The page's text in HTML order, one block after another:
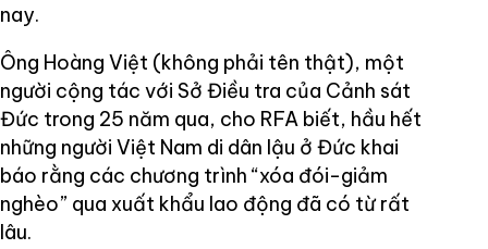
nay.
Ông Hoàng Việt (không phải tên thật), một
người cộng tác với Sở Điều tra của Cảnh sát
Đức trong 25 năm qua, cho RFA biết, hầu hết
những người Việt Nam di dân lậu ở Đức khai
báo rằng các chương trình “xóa đói-giảm
nghèo” qua xuất khẩu lao động đã có từ rất
lâu.